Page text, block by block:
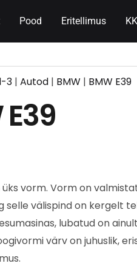
Pood Eritellimus
3 | Autod | BMW | BMW E39
vorm. Vorm on
selle välispind on kergelt
lubatud on
värv on juhuslik,